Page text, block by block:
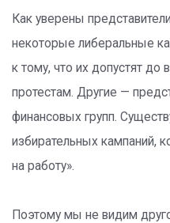
Как уверены
некоторые либеральные
к тому, что их допустят до
протестам. Другие —
финансовых групп.
избирательных кампаний,
на работу».
Поэтому мы не видим